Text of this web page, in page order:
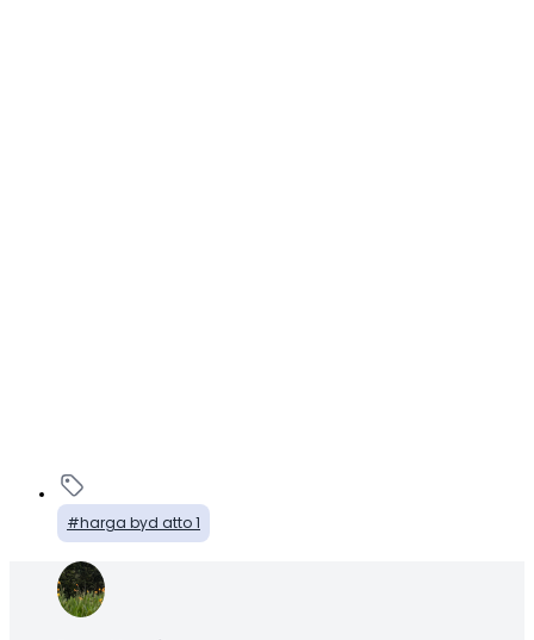
harga byd atto 1